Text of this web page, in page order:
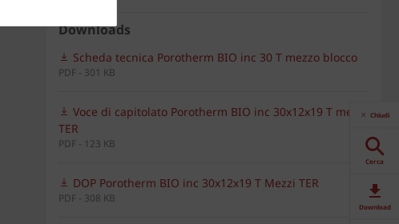
Downloads
Scheda tecnica Porotherm BIO inc 30 T mezzo blocco
PDF - 301 KB
Voce di capitolato Porotherm BIO inc 30x12x19 T mezzi
TER
PDF - 123 KB
DOP Porotherm BIO inc 30x12x19 T Mezzi TER
PDF - 308 KB
Chiudi
Cerca
Download